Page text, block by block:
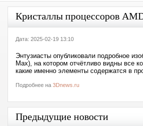
Кристаллы процессоров
Дата: 2025-02-19 13:10
Энтузиасты опубликовали подробное
Max), на котором отчётливо видны все
какие именно элементы содержатся в
Подробнее на 3Dnews.ru
Предыдущие новости